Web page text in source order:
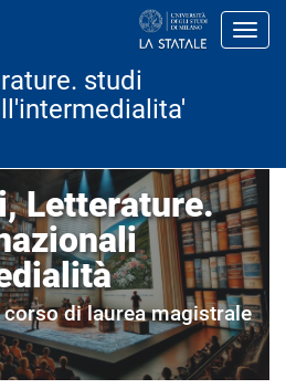
studi
Letterature.
di laurea magistrale